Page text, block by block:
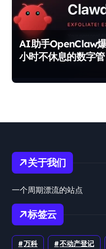
AI助手OpenClaw
小时不休息的数字管
关于我们
一个周期漂流的站点
标签云
万科 不动产登记